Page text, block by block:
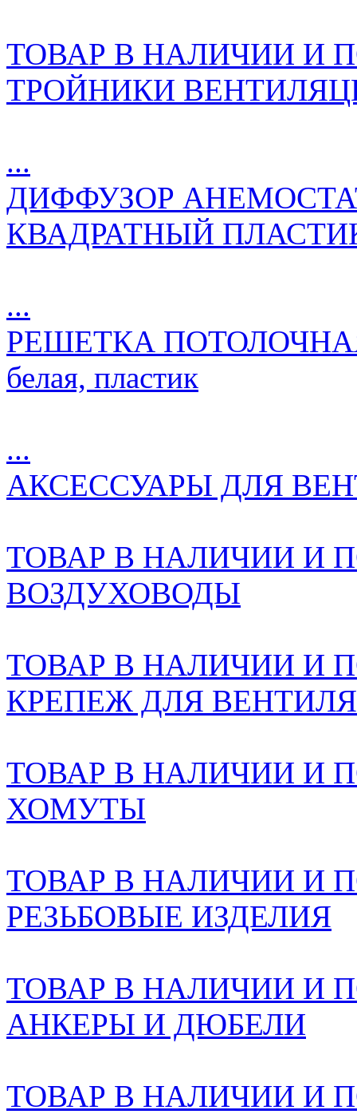
ТОВАР В НАЛИЧИИ И
ТРОЙНИКИ
...
ДИФФУЗОР
КВАДРАТНЫЙ
...
РЕШЕТКА ПОТОЛОЧНАЯ
белая, пластик
...
АКСЕССУАРЫ ДЛЯ
ТОВАР В НАЛИЧИИ И
ВОЗДУХОВОДЫ
ТОВАР В НАЛИЧИИ И
КРЕПЕЖ ДЛЯ
ТОВАР В НАЛИЧИИ И
ХОМУТЫ
ТОВАР В НАЛИЧИИ И
РЕЗЬБОВЫЕ ИЗДЕЛИЯ
ТОВАР В НАЛИЧИИ И
АНКЕРЫ И ДЮБЕЛИ
ТОВАР В НАЛИЧИИ И